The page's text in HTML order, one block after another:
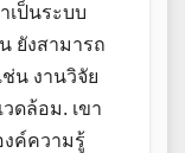
เป็นระบบ
ยังสามารถ
น งานวิจัย
ดล้อม. เขา
งค์ความรู้